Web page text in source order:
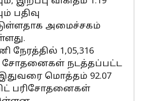
பதிவு
அமைச்சகம்
நேரத்தில் 1,05,316
நடத்தப்பட்ட
மொத்தம் 92.07
பரிசோதனைகள்